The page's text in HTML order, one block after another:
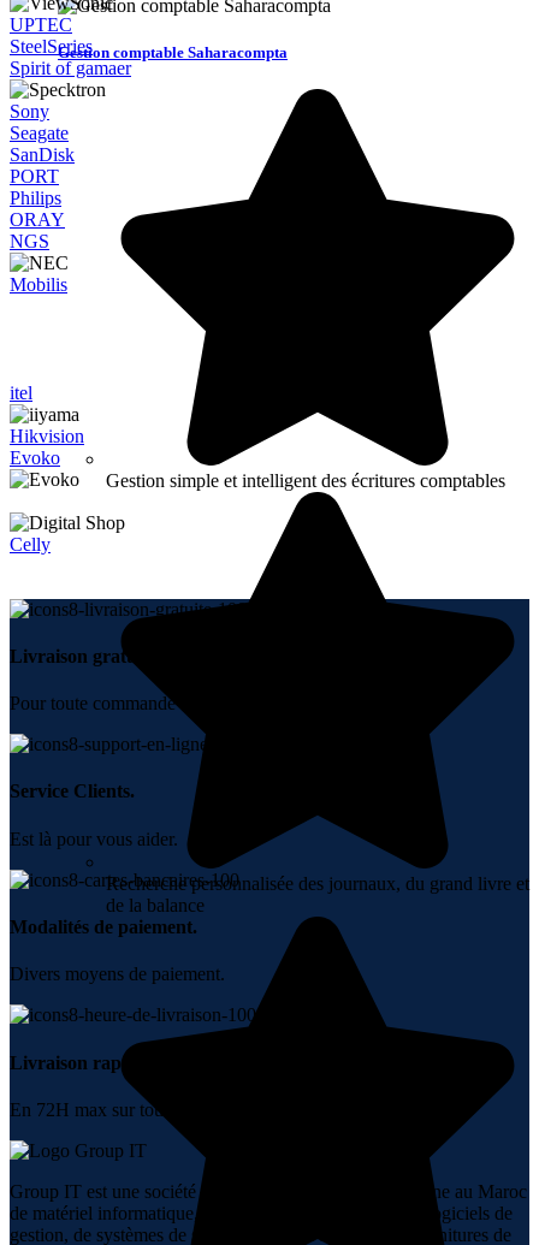
Gestion comptable Saharacompta
Gestion simple et intelligent des écritures comptables
Recherche personnalisée des journaux, du grand livre et
de la balance
UPTEC
SteelSeries
Spirit of gamaer
Sony
Seagate
SanDisk
PORT
Philips
ORAY
NGS
Mobilis
itel
Hikvision
Evoko
Celly
Livraison gratuite.
Pour toute commande + 10000 DH.
Service Clients.
Est là pour vous aider.
Modalités de paiement.
Divers moyens de paiement.
Livraison rapide.
En 72H max sur tout le Maroc.
Group IT est une société spécialisée dans la vente en ligne au Maroc
de matériel informatique, de réseaux, de téléphonie, de logiciels de
gestion, de systèmes de sécurité, d’audiovisuel et de fournitures de